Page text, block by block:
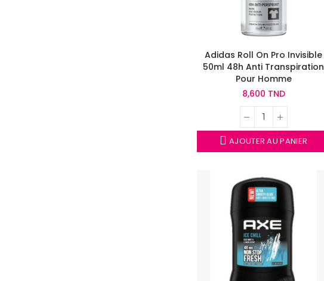
Adidas Roll On Pro Invisible
50ml 48h Anti Transpiration
Pour Homme
8,600 TND
AJOUTER AU PANIER